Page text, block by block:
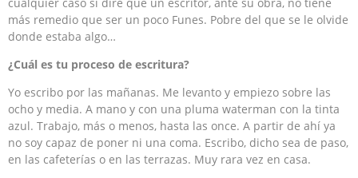
más remedio que ser un poco Funes. Pobre del que se le olvide
donde estaba algo…
¿Cuál es tu proceso de escritura?
Yo escribo por las mañanas. Me levanto y empiezo sobre las
ocho y media. A mano y con una pluma waterman con la tinta
azul. Trabajo, más o menos, hasta las once. A partir de ahí ya
no soy capaz de poner ni una coma. Escribo, dicho sea de paso,
en las cafeterías o en las terrazas. Muy rara vez en casa.